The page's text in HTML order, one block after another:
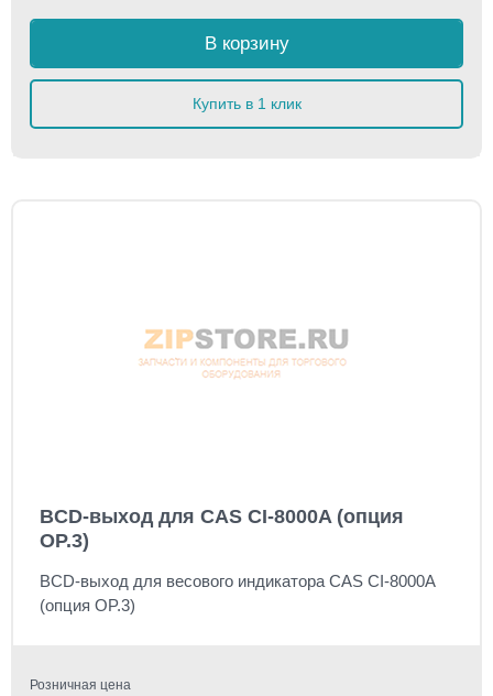
В корзину
Купить в 1 клик
BCD-выход для CAS CI-8000A (опция
OP.3)
BCD-выход для весового индикатора CAS CI-8000A
(опция OP.3)
Розничная цена